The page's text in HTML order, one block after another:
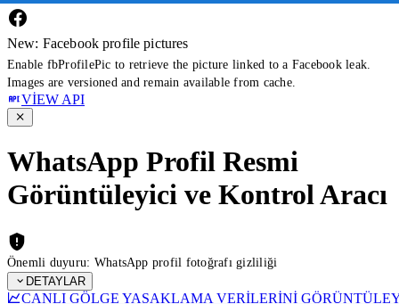
New: Facebook profile pictures
Enable fbProfilePic to retrieve the picture linked to a Facebook leak.
Images are versioned and remain available from cache.
VIEW API
WhatsApp Profil Resmi
Görüntüleyici ve Kontrol Aracı
Önemli duyuru: WhatsApp profil fotoğrafı gizliliği
DETAYLAR
CANLI GÖLGE YASAKLAMA VERILERINI